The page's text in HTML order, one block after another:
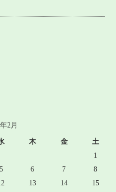
2月
木 金 土
1
5 6 7
8
13 14
15